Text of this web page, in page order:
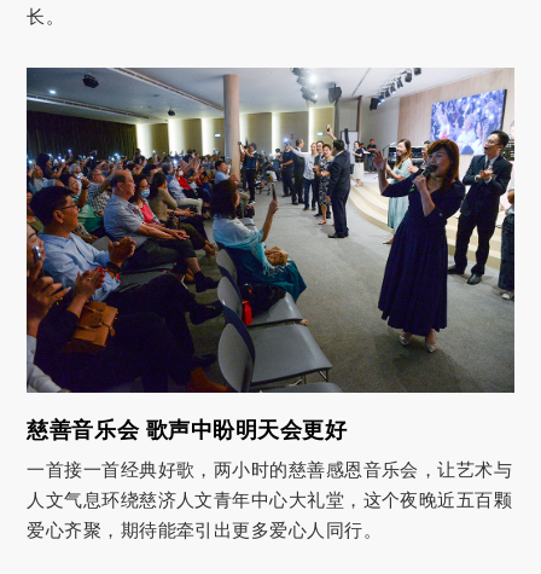
长。
慈善音乐会 歌声中盼明天会更好
一首接一首经典好歌，两小时的慈善感恩音乐会，让艺术与
人文气息环绕慈济人文青年中心大礼堂，这个夜晚近五百颗
爱心齐聚，期待能牵引出更多爱心人同行。